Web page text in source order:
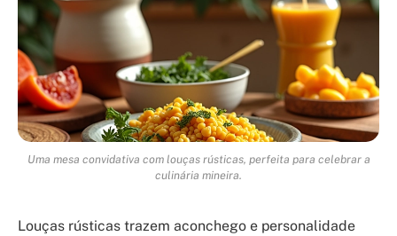
Uma mesa convidativa com louças rústicas, perfeita para celebrar a
culinária mineira.
Louças rústicas trazem aconchego e personalidade